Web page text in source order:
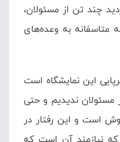
چند تن از مسئولان،
متاسفانه به وعده‌های
این نمایشگاه است
مسئولان ندیدیم و حتی
است و این رفتار در